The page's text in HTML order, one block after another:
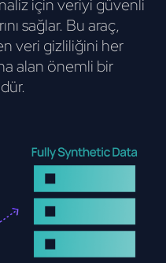
için veriyi güvenli
sağlar. Bu araç,
veri gizliliğini her
alan önemli bir